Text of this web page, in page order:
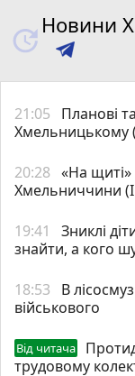
Новини
21:05
Планові
20:28 «На щиті»
Хмельниччини
19:41
Зниклі
знайти, а кого
18:53
В
військового
Від читача
трудовому